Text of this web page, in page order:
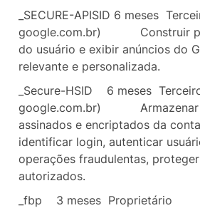
_SECURE-APISID 6 meses
google.com.br) Construir
do usuário e exibir anúncios do
relevante e personalizada.
_Secure-HSID 6 meses
google.com.br)
assinados e encriptados da
identificar login, autenticar
operações fraudulentas,
autorizados.
_fbp 3 meses Proprietário